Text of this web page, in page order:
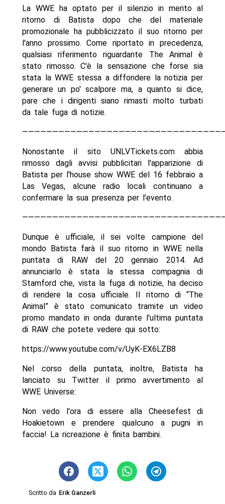
La WWE ha optato per il silenzio in merito al
ritorno di Batista dopo che del materiale
promozionale ha pubblicizzato il suo ritorno per
l'anno prossimo. Come riportato in precedenza,
qualsiasi riferimento riguardante The Animal è
stato rimosso. C'è la sensazione che forse sia
stata la WWE stessa a diffondere la notizia per
generare un po' scalpore ma, a quanto si dice,
pare che i dirigenti siano rimasti molto turbati
da tale fuga di notizie.
Nonostante il sito UNLVTickets.com abbia
rimosso dagli avvisi pubblicitari l'apparizione di
Batista per l'house show WWE del 16 febbraio a
Las Vegas, alcune radio locali continuano a
confermare la sua presenza per l'evento.
Dunque è ufficiale, il sei volte campione del
mondo Batista farà il suo ritorno in WWE nella
puntata di RAW del 20 gennaio 2014. Ad
annunciarlo è stata la stessa compagnia di
Stamford che, vista la fuga di notizie, ha deciso
di rendere la cosa ufficiale. Il ritorno di “The
Animal” è stato comunicato tramite un video
promo mandato in onda durante l'ultima puntata
di RAW che potete vedere qui sotto:
https://www.youtube.com/v/UyK-EX6LZB8
Nel corso della puntata, inoltre, Batista ha
lanciato su Twitter il primo avvertimento al
WWE Universe:
Non vedo l'ora di essere alla Cheesefest di
Hoakietown e prendere qualcuno a pugni in
faccia! La ricreazione è finita bambini.
Scritto da Erik Ganzerli